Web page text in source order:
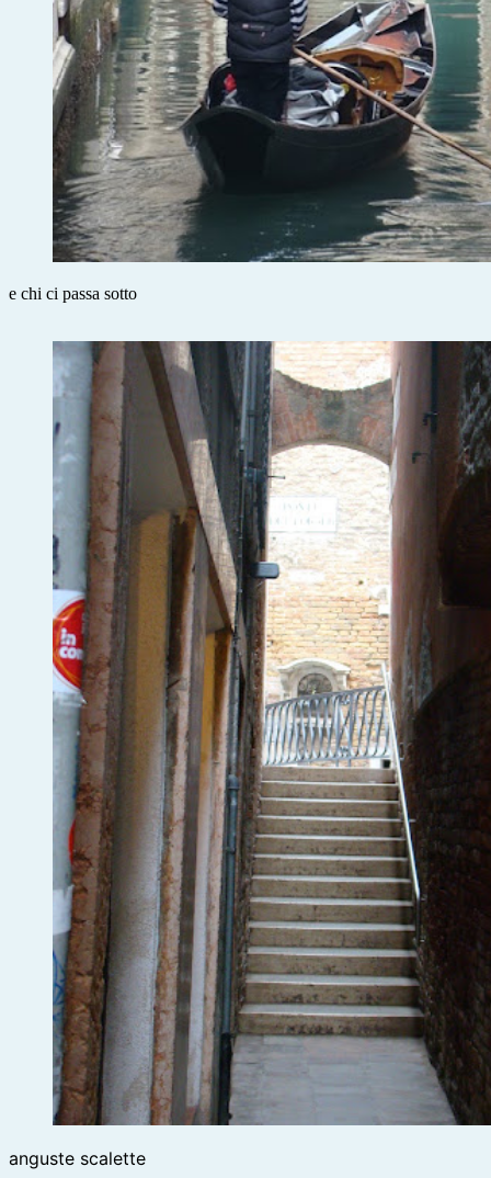
e chi ci passa sotto
anguste scalette